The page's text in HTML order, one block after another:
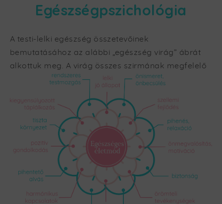
Egészségpszichológia
A testi-lelki egészség összetevőinek
bemutatásához az alábbi „egészség virág” ábrát
alkottuk meg. A virág összes szirmának megfelelő